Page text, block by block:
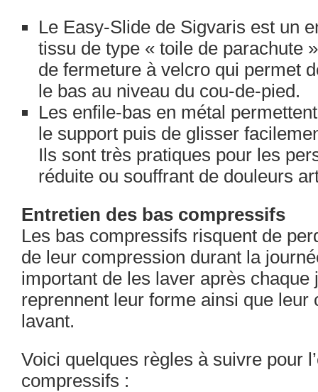
Le Easy-Slide de Sigvaris est un
tissu de type « toile de parachute
de fermeture à velcro qui permet
le bas au niveau du cou-de-pied.
Les enfile-bas en métal
le support puis de glisser
Ils sont très pratiques pour les
réduite ou souffrant de douleurs
Entretien des bas compressifs
Les bas compressifs risquent de
de leur compression durant la
important de les laver après chaque
reprennent leur forme ainsi que leur
lavant.
Voici quelques règles à suivre pour
compressifs :